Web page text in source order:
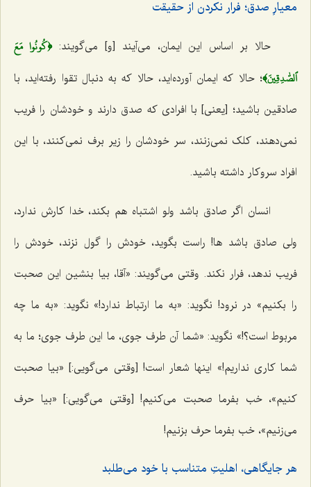
معیارِ صدق؛ فرار نکردن از حقیقت
حالا بر اساس این ایمان، می‌آیند [و] می‌گویند:﴿كُونُوا مَعَ
ٱلصّٰدِقِينَ﴾؛ حالا که ایمان آورده‌اید، حالا که به دنبال تقوا رفته‌اید، با
صادقین باشید؛ [یعنی] با افرادی ‌که صدق دارند و خودشان را فریب
نمی‌دهند، کلک نمی‌زنند، سر خودشان را زیر برف نمی‌کنند، با این
افراد سروکار داشته باشید.
انسان اگر صادق باشد ولو اشتباه هم بکند، خدا کارش ندارد،
ولی صادق باشد ها! راست بگوید، خودش را گول نزند، خودش را
فریب ندهد، فرار نکند. وقتی می‌گویند: «آقا، بیا بنشین این صحبت
را بکنیم» در نرود! نگوید: «به ما ارتباط ندارد!» نگوید: «به ما چه
مربوط است؟!» نگوید: «شما آن طرف جوی، ما این طرف جوی؛ ما به
شما کاری نداریم!» اینها شعار است! [وقتی می‌گویی:] «بیا صحبت
کنیم»، خب بفرما صحبت می‌کنیم! [وقتی می‌گویی:] «بیا حرف
می‌زنیم»، خب بفرما حرف بزنیم!
هر جایگاهی، اهلیتِ متناسب با خود می‌طلبد